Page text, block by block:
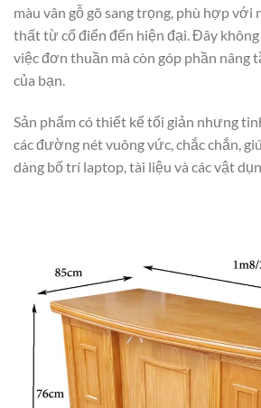
màu vân gỗ gõ sang trọng, phù hợp với
thất từ cổ điển đến hiện đại. Đây không
việc đơn thuần mà còn góp phần nâng
của bạn.
Sản phẩm có thiết kế tối giản nhưng
các đường nét vuông vức, chắc chắn,
dàng bố trí laptop, tài liệu và các vật